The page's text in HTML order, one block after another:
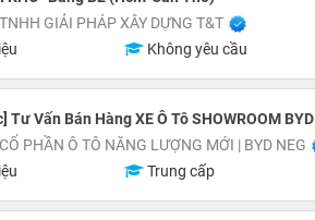
GIẢI PHÁP XÂY DỰNG T&T
Không yêu cầu
Tư Vấn Bán Hàng XE Ô Tô SHOWROOM BYD
PHẦN Ô TÔ NĂNG LƯỢNG MỚI | BYD NEG
Trung cấp